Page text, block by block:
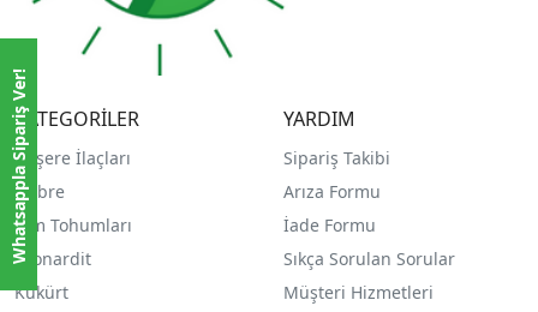
KATEGORİLER
Haşere İlaçları
Gübre
Çim Tohumları
Leonardit
Kükürt
YARDIM
Sipariş Takibi
Arıza Formu
İade Formu
Sıkça Sorulan Sorular
Müşteri Hizmetleri
Whatsappla Sipariş Ver!